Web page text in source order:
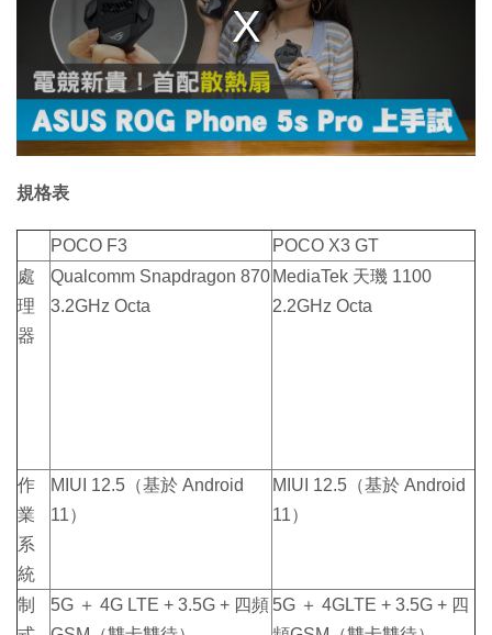
.
規格表
POCO F3
POCO X3 GT
處
理
器
Qualcomm Snapdragon 870
3.2GHz Octa
MediaTek 天璣 1100
2.2GHz Octa
作
業
系
統
MIUI 12.5（基於 Android
11）
MIUI 12.5（基於 Android
11）
制
5G ＋ 4G LTE + 3.5G + 四頻 5G ＋ 4GLTE + 3.5G + 四